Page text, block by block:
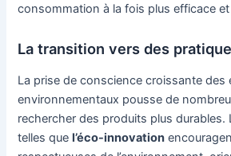
consommation à la fois plus efficace et
La transition vers des
La prise de conscience croissante des
environnementaux pousse de
rechercher des produits plus durables.
telles quel’éco-innovation